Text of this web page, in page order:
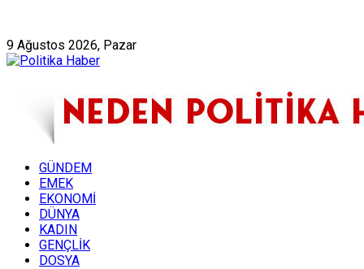
9 Ağustos 2026, Pazar
GÜNDEM
EMEK
EKONOMİ
DÜNYA
KADIN
GENÇLİK
DOSYA